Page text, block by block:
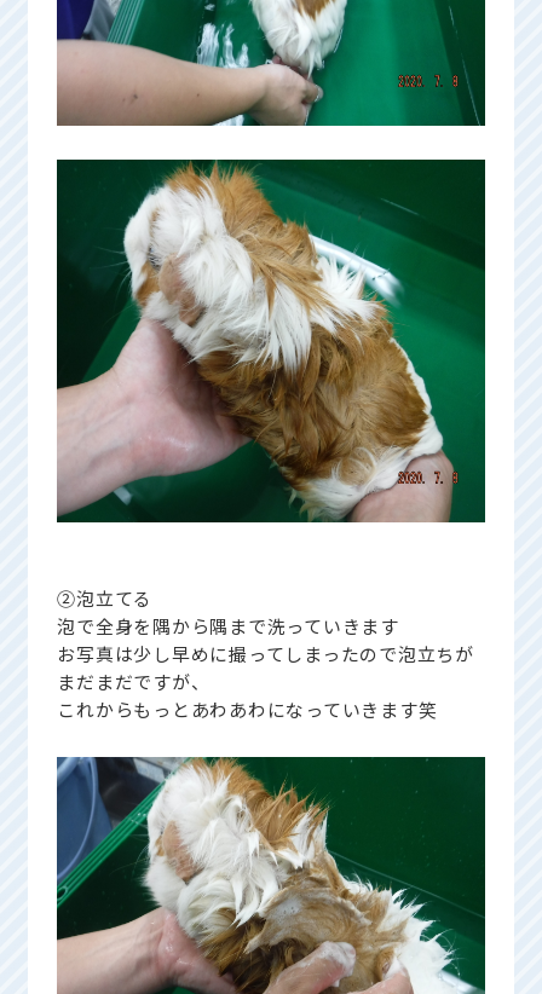
②泡立てる
泡で全身を隅から隅まで洗っていきます
お写真は少し早めに撮ってしまったので泡立ちが
まだまだですが、
これからもっとあわあわになっていきます笑